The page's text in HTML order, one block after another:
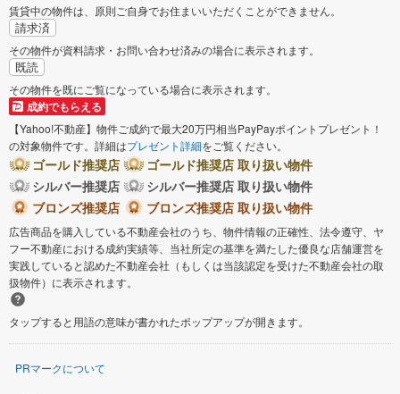
賃貸中の物件は、原則ご自身でお住まいいただくことができません。
請求済
その物件が資料請求・お問い合わせ済みの場合に表示されます。
既読
その物件を既にご覧になっている場合に表示されます。
成約でもらえる
【Yahoo!不動産】物件ご成約で最大20万円相当PayPayポイントプレゼント！
の対象物件です。詳細はプレゼント詳細をご覧ください。
ゴールド推奨店
ゴールド推奨店 取り扱い物件
シルバー推奨店
シルバー推奨店 取り扱い物件
ブロンズ推奨店
ブロンズ推奨店 取り扱い物件
広告商品を購入している不動産会社のうち、物件情報の正確性、法令遵守、ヤ
フー不動産における成約実績等、当社所定の基準を満たした優良な店舗運営を
実践していると認めた不動産会社（もしくは当該認定を受けた不動産会社の取
扱物件）に表示されます。
タップすると用語の意味が書かれたポップアップが開きます。
PRマークについて